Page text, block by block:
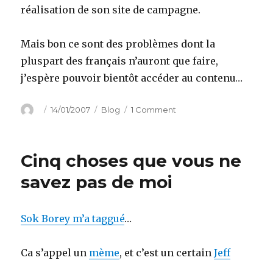
réalisation de son site de campagne.
Mais bon ce sont des problèmes dont la
pluspart des français n’auront que faire,
j’espère pouvoir bientôt accéder au contenu…
Author
Posted
14/01/2007 Categories
Blog 1 Comment
Cinq choses que vous ne
savez pas de moi
Sok Borey m’a taggué…
Ca s’appel un mème, et c’est un certainJeff